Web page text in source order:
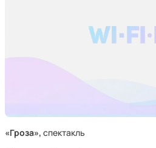
«Гроза», спектакль